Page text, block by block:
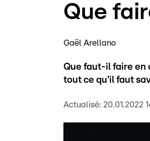
Que
Gaël Arellano
Que faut-il faire en
tout ce qu'il faut
Actualisé: 20.01.2022